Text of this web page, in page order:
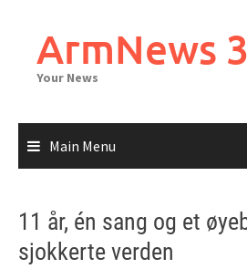
contentArmNews
Your News
Main Menu
11 år, én sang og et
sjokkerte verden